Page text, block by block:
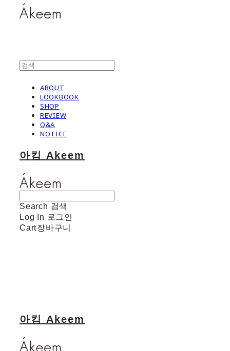
ABOUT
LOOKBOOK
SHOP
REVIEW
Q&A
NOTICE
아킴 Akeem
Search 검색
Log In 로그인
Cart장바구니
아킴 Akeem